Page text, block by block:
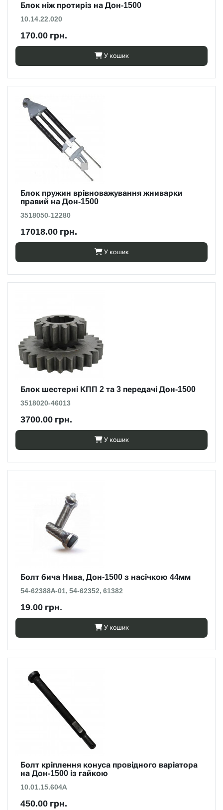
Блок ніж протиріз на Дон-1500
10.14.22.020
170.00 грн.
У кошик
Блок пружин врівноважування жниварки
правий на Дон-1500
3518050-12280
17018.00 грн.
У кошик
Блок шестерні КПП 2 та 3 передачі Дон-1500
3518020-46013
3700.00 грн.
У кошик
Болт бича Нива, Дон-1500 з насічкою 44мм
54-62388А-01, 54-62352, 61382
19.00 грн.
У кошик
Болт кріплення конуса провідного варіатора
на Дон-1500 із гайкою
10.01.15.604А
450.00 грн.